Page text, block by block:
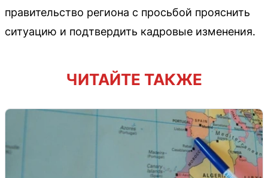
правительство региона с просьбой прояснить
ситуацию и подтвердить кадровые изменения.
ЧИТАЙТЕ ТАКЖЕ